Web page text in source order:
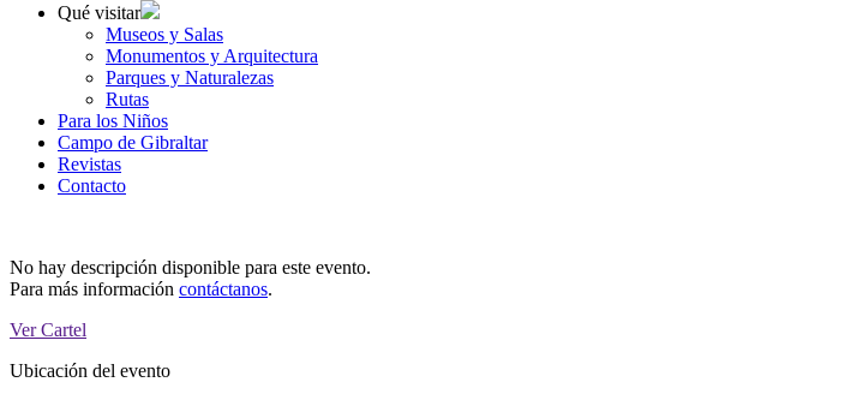
Qué visitar
Museos y Salas
Monumentos y Arquitectura
Parques y Naturalezas
Rutas
Para los Niños
Campo de Gibraltar
Revistas
Contacto
No hay descripción disponible para este evento.
Para más información contáctanos.
Ver Cartel
Ubicación del evento